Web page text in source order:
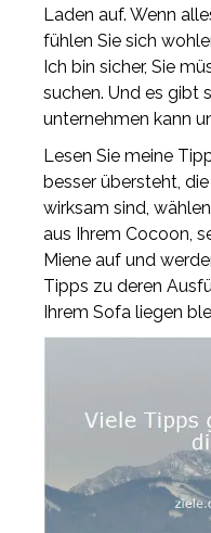
Laden auf. Wenn
fühlen Sie sich
Ich bin sicher, Sie
suchen. Und es gibt
unternehmen kann
Lesen Sie meine
besser übersteht,
wirksam sind,
aus Ihrem Cocoon,
Miene auf und
Tipps zu deren
Ihrem Sofa liegen